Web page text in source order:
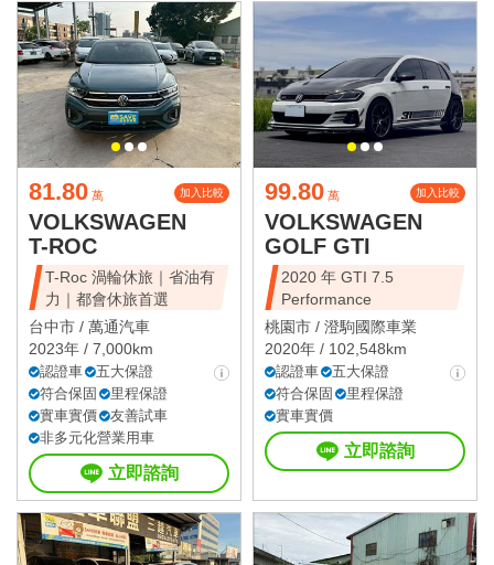
81.80 萬 加入比較
VOLKSWAGEN
T-ROC
T-Roc 渦輪休旅｜省油有
力｜都會休旅首選
台中市 / 萬通汽車
2023年 / 7,000km
認證車
五大保證
符合保固
里程保證
實車實價
友善試車
非多元化營業用車
立即諮詢
99.80 萬 加入比較
VOLKSWAGEN
GOLF GTI
2020 年 GTI 7.5
Performance
桃園市 / 澄駒國際車業
2020年 / 102,548km
認證車
五大保證
符合保固
里程保證
實車實價
立即諮詢